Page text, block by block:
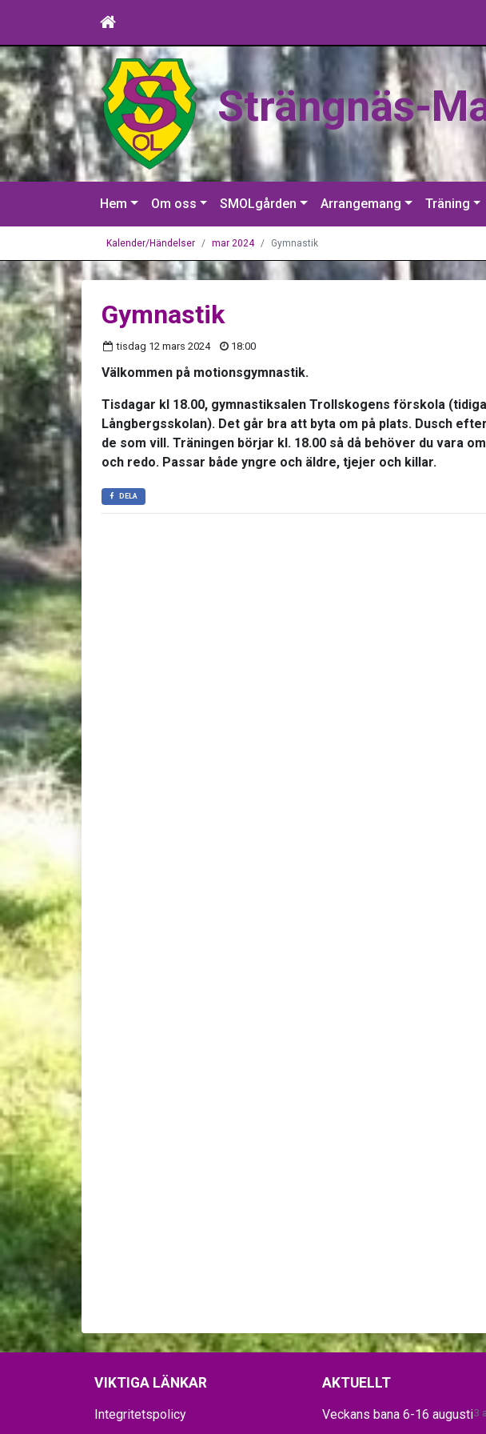
Strängnäs-
Hem Om oss SMOLgården Arrangemang Träning
Kalender/Händelser mar 2024 Gymnastik
Gymnastik
tisdag 12 mars 2024 18:00
Välkommen på motionsgymnastik.
Tisdagar kl 18.00, gymnastiksalen Trollskogens förskola
Långbergsskolan). Det går bra att byta om på plats. Dusch
de som vill. Träningen börjar kl. 18.00 så då behöver du vara
och redo. Passar både yngre och äldre, tjejer och killar.
DELA
VIKTIGA LÄNKAR
Integritetspolicy
AKTUELLT
Veckans bana 6-16 augusti3